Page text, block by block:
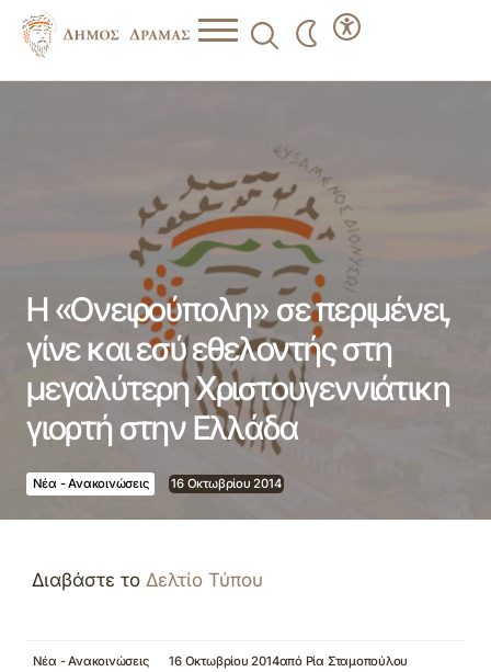
Η «Ονειρούπολη» σε περιμένει,
γίνε και εσύ εθελοντής στη
μεγαλύτερη Χριστουγεννιάτικη
γιορτή στην Ελλάδα
Νέα - Ανακοινώσεις 16 Οκτωβρίου 2014
Διαβάστε το Δελτίο Τύπου
Νέα - Ανακοινώσεις 16 Οκτωβρίου 2014από Ρία Σταμοπούλου